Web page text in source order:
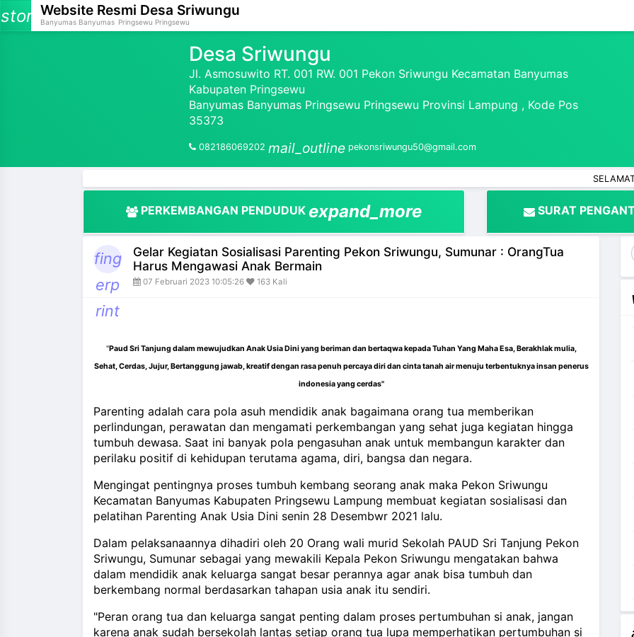
storageWebsite Resmi Desa Sriwungu
Banyumas Banyumas Pringsewu Pringsewu
Desa Sriwungu
Jl. Asmosuwito RT. 001 RW. 001 Pekon Sriwungu Kecamatan Banyumas
Kabupaten Pringsewu
Banyumas Banyumas Pringsewu Pringsewu Provinsi Lampung , Kode Pos
35373
082186069202 mail_outline pekonsriwungu50@gmail.com
SELAMAT
PERKEMBANGAN PENDUDUK expand_more SURAT
fing
erp
rint
Gelar Kegiatan Sosialisasi Parenting Pekon Sriwungu, Sumunar : OrangTua
Harus Mengawasi Anak Bermain
07 Februari 2023 10:05:26 163 Kali
"Paud Sri Tanjung dalam mewujudkan Anak Usia Dini yang beriman dan bertaqwa kepada Tuhan Yang Maha Esa, Berakhlak mulia,
Sehat, Cerdas, Jujur, Bertanggung jawab, kreatif dengan rasa penuh percaya diri dan cinta tanah air menuju terbentuknya insan penerus
indonesia yang cerdas"
Parenting adalah cara pola asuh mendidik anak bagaimana orang tua memberikan
perlindungan, perawatan dan mengamati perkembangan yang sehat juga kegiatan hingga
tumbuh dewasa. Saat ini banyak pola pengasuhan anak untuk membangun karakter dan
perilaku positif di kehidupan terutama agama, diri, bangsa dan negara.
Mengingat pentingnya proses tumbuh kembang seorang anak maka Pekon Sriwungu
Kecamatan Banyumas Kabupaten Pringsewu Lampung membuat kegiatan sosialisasi dan
pelatihan Parenting Anak Usia Dini senin 28 Desembwr 2021 lalu.
Dalam pelaksanaannya dihadiri oleh 20 Orang wali murid Sekolah PAUD Sri Tanjung Pekon
Sriwungu, Sumunar sebagai yang mewakili Kepala Pekon Sriwungu mengatakan bahwa
dalam mendidik anak keluarga sangat besar perannya agar anak bisa tumbuh dan
berkembang normal berdasarkan tahapan usia anak itu sendiri.
"Peran orang tua dan keluarga sangat penting dalam proses pertumbuhan si anak, jangan
karena anak sudah bersekolah lantas setiap orang tua lupa memperhatikan pertumbuhan si